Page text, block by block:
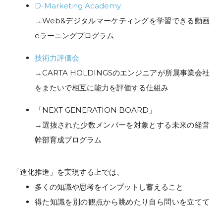
D-Marketing Academy
→Web&デジタルマーケティングを学習できる動画
eラーニングプログラム
技術力評価会
→CARTA HOLDINGSのエンジニアが所属事業会社
をまたいで相互に能力を評価する仕組み
「NEXT GENERATION BOARD」
→選抜された少数メンバーを対象とする未来の経営
幹部育成プログラム
「進化推進」を実現する上では、
多くの知識や思考をインプットし蓄えること
得た知識を別の観点から眺めたり自ら問いを立てて